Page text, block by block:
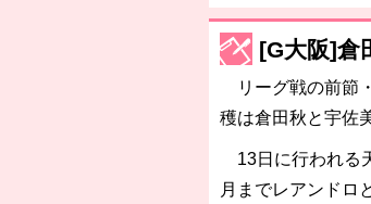
［3222号］史上最大
長谷川 アーリアジャ
[G大阪]倉
リーグ戦の前節
穫は倉田秋と宇佐
13日に行われる
月までレアンドロ